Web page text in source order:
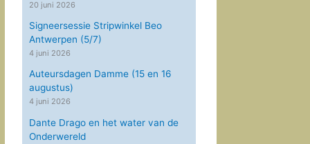
20 juni 2026
Signeersessie Stripwinkel Beo
Antwerpen (5/7)
4 juni 2026
Auteursdagen Damme (15 en 16
augustus)
4 juni 2026
Dante Drago en het water van de
Onderwereld